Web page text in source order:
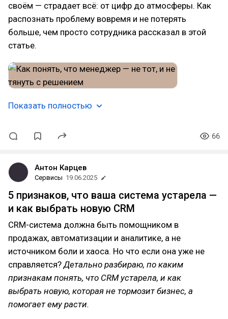
своём — страдает всё: от цифр до атмосферы. Как
распознать проблему вовремя и не потерять
больше, чем просто сотрудника рассказал в этой
статье.
Показать полностью
66
Антон Карцев
Сервисы 19.06.2025
5 признаков, что ваша система устарела —
и как выбрать новую CRM
CRM-система должна быть помощником в
продажах, автоматизации и аналитике, а не
источником боли и хаоса. Но что если она уже не
справляется?Детально разбираю, по каким
признакам понять, что CRM устарела, и как
выбрать новую, которая не тормозит бизнес, а
помогает ему расти.